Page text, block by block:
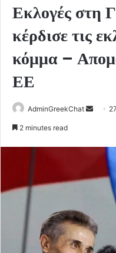
Εκλογές στη
κέρδισε τις
κόμμα –
ΕΕ
AdminGreekChat
Send
2 minutes read